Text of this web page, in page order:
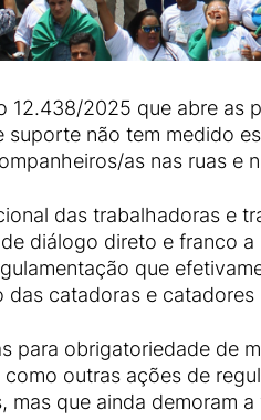
12.438/2025 que abre
suporte não tem medido
as nas ruas e
das trabalhadoras e
diálogo direto e franco
que
catadoras e
para obrigatoriedade de
outras ações de
mas que ainda demoram a